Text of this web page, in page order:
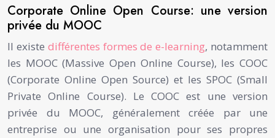
Corporate Online Open Course: une version
privée du MOOC
Il existe différentes formes de e-learning, notamment
les MOOC (Massive Open Online Course), les COOC
(Corporate Online Open Source) et les SPOC (Small
Private Online Course). Le COOC est une version
privée du MOOC, généralement créée par une
entreprise ou une organisation pour ses propres